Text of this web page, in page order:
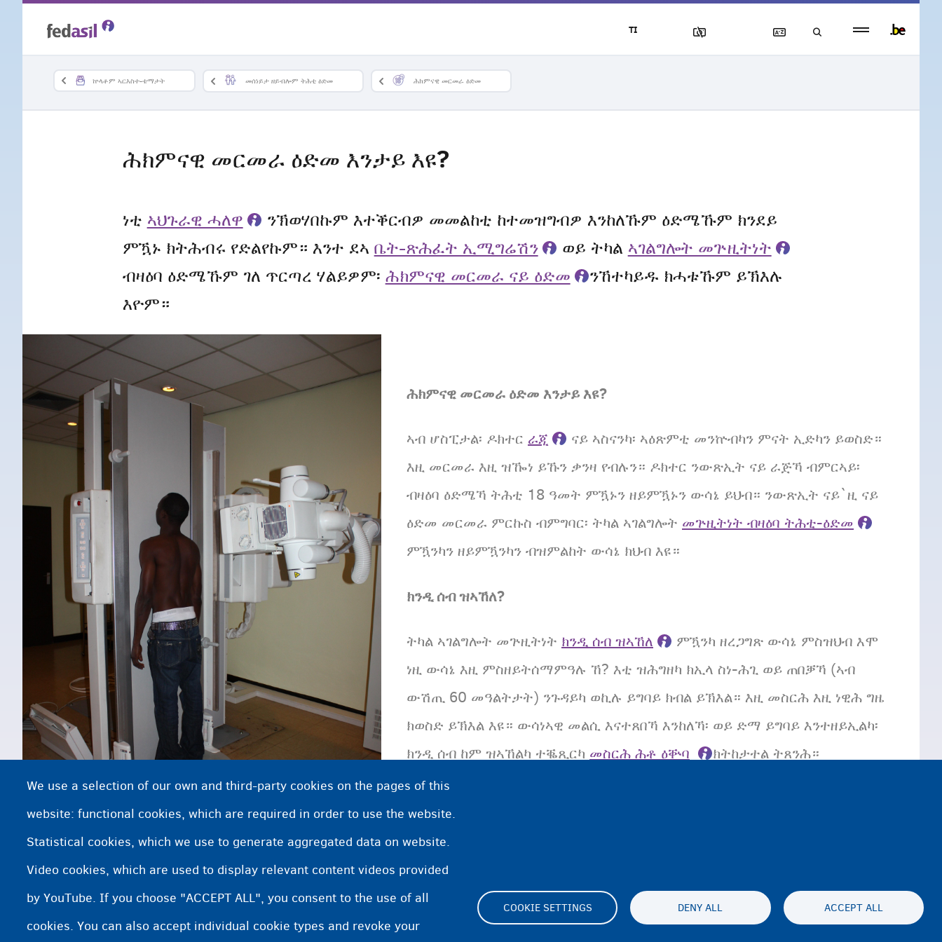
ኵላቶም ኣርእስተ-ቴማታት መሰነይታ ዘይብሎም ትሕቲ ዕድመ ሕክምናዊ መርመራ ዕድመ
ሕክምናዊ መርመራ ዕድመ እንታይ እዩ?
ነቲ ኣህጉራዊ ሓለዋ
ንኽወሃበኩም እተቕርብዎ መመልከቲ ከተመዝግብዎ እንከለኹም ዕድሜኹም ክንደይ
ምዃኑ ክትሕብሩ የድልየኩም። እንተ ደኣ ቤት-ጽሕፈት ኢሚግሬሽን ወይ ትካል ኣገልግሎት መጕዚትነት
ብዛዕባ ዕድሜኹም ገለ ጥርጣረ ሃልይዎም፡ ሕክምናዊ መርመራ ናይ ዕድመ
ንኸተካይዱ ክሓቱኹም ይኽእሉ
እዮም።
ሕክምናዊ መርመራ ዕድመ እንታይ እዩ?
ኣብ ሆስፒታል፡ ዶክተር ራጂ
ናይ ኣስናንካ፡ ኣዕጽምቲ መንኵብካን ምናት ኢድካን ይወስድ።
እዚ መርመራ እዚ ዝዀነ ይኹን ቃንዛ የብሉን። ዶክተር ንውጽኢት ናይ ራጅኻ ብምርኣይ፡
ብዛዕባ ዕድሜኻ ትሕቲ 18 ዓመት ምዃኑን ዘይምዃኑን ውሳኔ ይህብ። ንውጽኢት ናይ`ዚ ናይ
ዕድመ መርመራ ምርኩስ ብምግባር፡ ትካል ኣገልግሎት መጕዚትነት ብዛዕባ ትሕቲ-ዕድመ
ምዃንካን ዘይምዃንካን ብዝምልከት ውሳኔ ክህብ እዩ።
ክንዲ ሰብ ዝኣኸለ?
ትካል ኣገልግሎት መጕዚትነት ክንዲ ሰብ ዝኣኸለ
ምዃንካ ዘረጋግጽ ውሳኔ ምስዝህብ እሞ
ነዚ ውሳኔ እዚ ምስዘይትሰማምዓሉ ኸ? እቲ ዝሕግዘካ ክኢላ ስነ-ሕጊ ወይ ጠበቓኻ (ኣብ
ውሽጢ 60 መዓልትታት) ንጉዳይካ ወኪሉ ይግባይ ክብል ይኽእል። እዚ መስርሕ እዚ ነዊሕ ግዜ
ክወስድ ይኽእል እዩ። ውሳነኣዊ መልሲ እናተጸበኻ እንከለኻ፡ ወይ ድማ ይግባይ እንተዘይኢልካ፡
ክንዲ ሰብ ከም ዝኣኸልካ ተቘጺርካ መስርሕ ሕቶ ዕቝባ ክትከታተል ትጸንሕ።
We use a selection of our own and third-party cookies on the pages of this
website: functional cookies, which are required in order to use the website.
Statistical cookies, which we use to generate aggregated data on website.
Video cookies, which are used to display relevant content videos provided
by YouTube. If you choose "ACCEPT ALL", you consent to the use of all
cookies. You can also accept individual cookie types and revoke your
COOKIE SETTINGS DENY ALL ACCEPT ALL
TI
footer